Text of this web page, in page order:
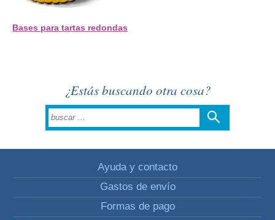
Bases para tartas redondas
¿Estás buscando otra cosa?
Ayuda y contacto
Gastos de envío
Formas de pago